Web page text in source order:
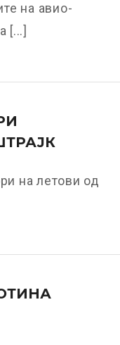
на авио-
[...]
на летови од